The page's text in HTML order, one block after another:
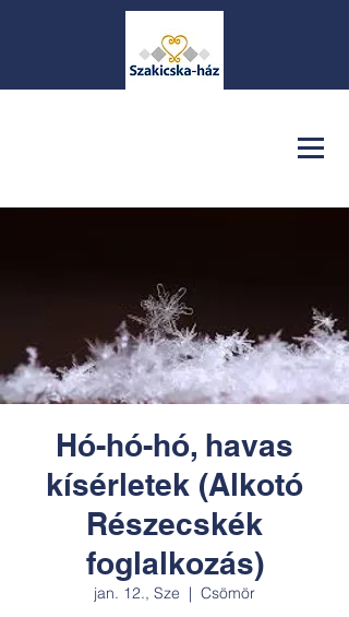
Hó-hó-hó, havas
kísérletek (Alkotó
Részecskék
foglalkozás)
jan. 12., Sze
  |
Csömör